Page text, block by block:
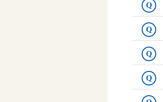
Q
Q
Q
Q